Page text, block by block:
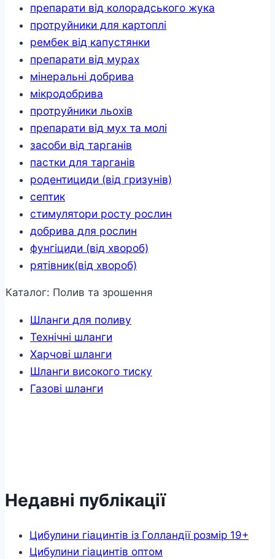
препарати від колорадського жука
протруйники для картоплі
рембек від капустянки
препарати від мурах
мінеральні добрива
мікродобрива
протруйники льохів
препарати від мух та молі
засоби від тарганів
пастки для тарганів
родентициди (від гризунів)
септик
стимулятори росту рослин
добрива для рослин
фунгіциди (від хвороб)
рятівник(від хвороб)
Каталог: Полив та зрошення
Шланги для поливу
Технічні шланги
Харчові шланги
Шланги високого тиску
Газові шланги
Недавні публікації
Цибулини гіацинтів із Голландії розмір 19+
Цибулини гіацинтів оптом